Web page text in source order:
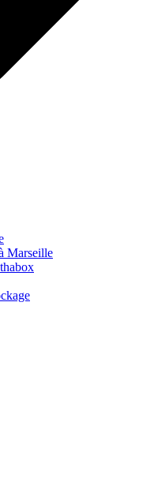
Marseille